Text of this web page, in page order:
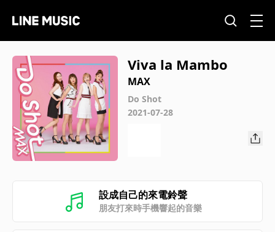
Viva la Mambo
MAX
Do Shot
2021-07-28
設成自己的來電鈴聲
朋友打來時手機響起的音樂